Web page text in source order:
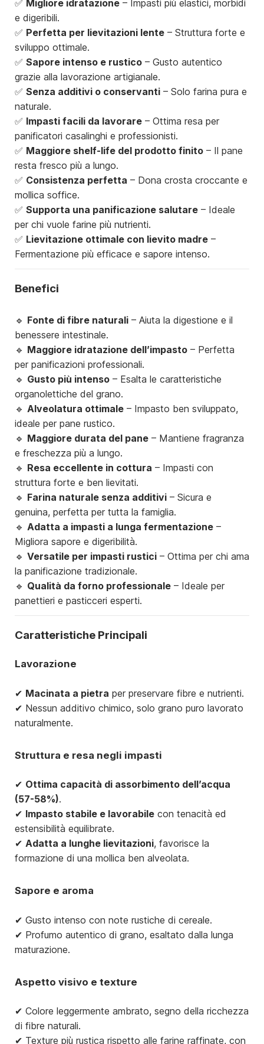
✅ Migliore idratazione – Impasti più elastici, morbidi
e digeribili.
✅ Perfetta per lievitazioni lente – Struttura forte e
sviluppo ottimale.
✅ Sapore intenso e rustico – Gusto autentico
grazie alla lavorazione artigianale.
✅ Senza additivi o conservanti – Solo farina pura e
naturale.
✅ Impasti facili da lavorare – Ottima resa per
panificatori casalinghi e professionisti.
✅ Maggiore shelf-life del prodotto finito – Il pane
resta fresco più a lungo.
✅ Consistenza perfetta – Dona crosta croccante e
mollica soffice.
✅ Supporta una panificazione salutare – Ideale
per chi vuole farine più nutrienti.
✅ Lievitazione ottimale con lievito madre –
Fermentazione più efficace e sapore intenso.
Benefici
🔹 Fonte di fibre naturali – Aiuta la digestione e il
benessere intestinale.
🔹 Maggiore idratazione dell’impasto – Perfetta
per panificazioni professionali.
🔹 Gusto più intenso – Esalta le caratteristiche
organolettiche del grano.
🔹 Alveolatura ottimale – Impasto ben sviluppato,
ideale per pane rustico.
🔹 Maggiore durata del pane – Mantiene fragranza
e freschezza più a lungo.
🔹 Resa eccellente in cottura – Impasti con
struttura forte e ben lievitati.
🔹 Farina naturale senza additivi – Sicura e
genuina, perfetta per tutta la famiglia.
🔹 Adatta a impasti a lunga fermentazione –
Migliora sapore e digeribilità.
🔹 Versatile per impasti rustici – Ottima per chi ama
la panificazione tradizionale.
🔹 Qualità da forno professionale – Ideale per
panettieri e pasticceri esperti.
Caratteristiche Principali
Lavorazione
✔ Macinata a pietra per preservare fibre e nutrienti.
✔ Nessun additivo chimico, solo grano puro lavorato
naturalmente.
Struttura e resa negli impasti
✔ Ottima capacità di assorbimento dell’acqua
(57-58%).
✔ Impasto stabile e lavorabile con tenacità ed
estensibilità equilibrate.
✔ Adatta a lunghe lievitazioni, favorisce la
formazione di una mollica ben alveolata.
Sapore e aroma
✔ Gusto intenso con note rustiche di cereale.
✔ Profumo autentico di grano, esaltato dalla lunga
maturazione.
Aspetto visivo e texture
✔ Colore leggermente ambrato, segno della ricchezza
di fibre naturali.
✔ Texture più rustica rispetto alle farine raffinate, con